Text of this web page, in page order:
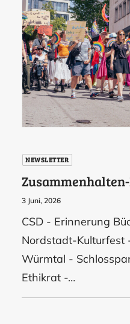
NEWSLETTER
3 Juni, 2026
CSD - Erinnerung
Nordstadt-Kulturfest
Würmtal -
Ethikrat -…